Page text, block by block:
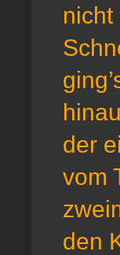
nicht
der
vom
den